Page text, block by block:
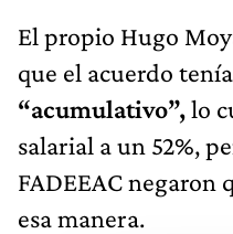
El propio Hugo
que el acuerdo
“acumulativo”,lo
salarial a un 52%,
FADEEAC negaron
esa manera.